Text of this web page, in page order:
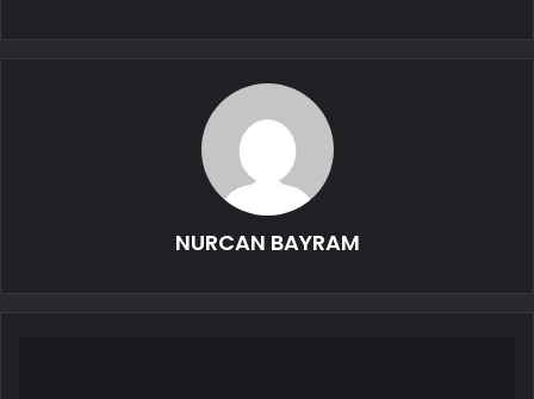
NURCAN BAYRAM